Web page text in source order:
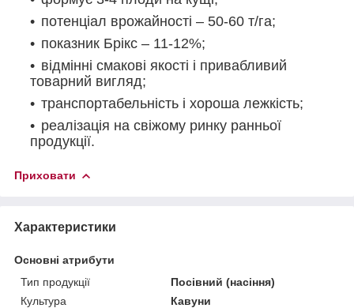
потенціал врожайності – 50-60 т/га;
показник Брікс – 11-12%;
відмінні смакові якості і привабливий
товарний вигляд;
транспортабельність і хороша лежкість;
реалізація на свіжому ринку ранньої
продукції.
Приховати
Характеристики
Основні атрибути
Тип продукції
Посівний (насіння)
Культура
Кавуни